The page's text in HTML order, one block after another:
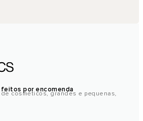
por encomenda
de cosméticos, grandes e pequenas,